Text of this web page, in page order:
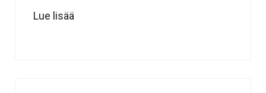
Lue lisää